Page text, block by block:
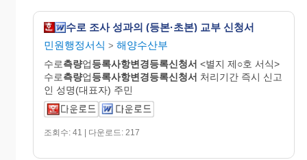
수로 조사 성과의 (등본·초본) 교부 신청서
민원행정서식 > 해양수산부
수로측량업등록사항변경등록신청서 <별지 제○호 서식>
수로측량업등록사항변경등록신청서 처리기간 즉시 신고
인 성명(대표자) 주민
조회수: 41 | 다운로드: 217